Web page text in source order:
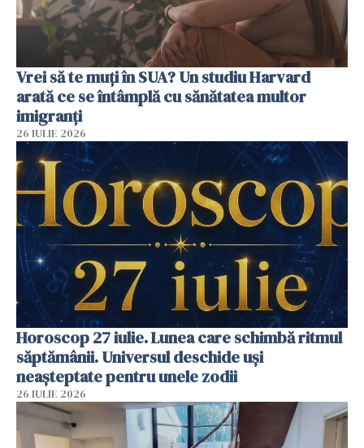
Vrei să te muți în SUA? Un studiu Harvard
arată ce se întâmplă cu sănătatea multor
imigranți
26 IULIE 2026
Horoscop 27 iulie. Lunea care schimbă ritmul
săptămânii. Universul deschide uși
neașteptate pentru unele zodii
26 IULIE 2026